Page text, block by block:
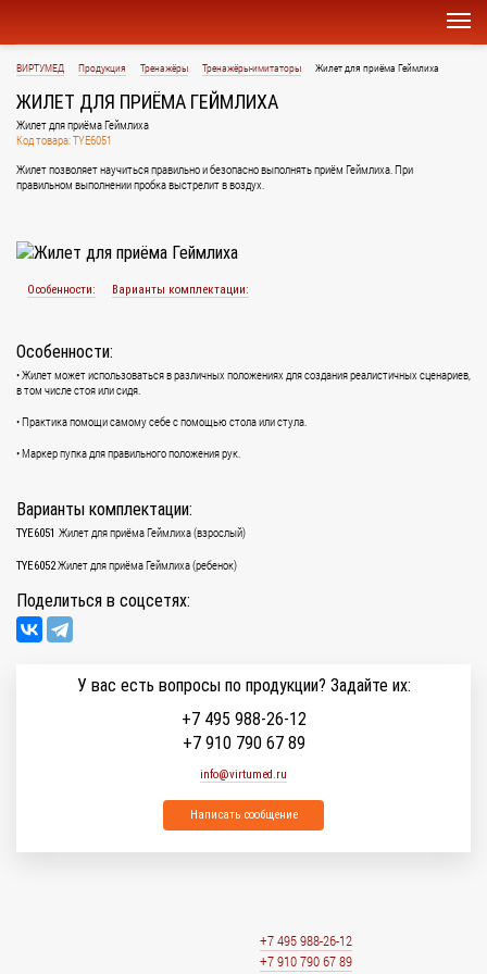
ВИРТУМЕД Продукция Тренажёры Тренажёры-имитаторы Жилет для приёма Геймлиха
ЖИЛЕТ ДЛЯ ПРИЁМА ГЕЙМЛИХА
Жилет для приёма Геймлиха
Код товара: TYE6051
Жилет позволяет научиться правильно и безопасно выполнять приём Геймлиха. При
правильном выполнении пробка выстрелит в воздух.
Особенности: Варианты комплектации:
Особенности:
• Жилет может использоваться в различных положениях для создания реалистичных сценариев,
в том числе стоя или сидя.
• Практика помощи самому себе с помощью стола или стула.
• Маркер пупка для правильного положения рук.
Варианты комплектации:
TYE6051 Жилет для приёма Геймлиха (взрослый)
TYE6052Жилет для приёма Геймлиха (ребенок)
Поделиться в соцсетях:
У вас есть вопросы по продукции? Задайте их:
+7 495 988-26-12
+7 910 790 67 89
info@virtumed.ru
Написать сообщение
+7 495 988-26-12
+7 910 790 67 89